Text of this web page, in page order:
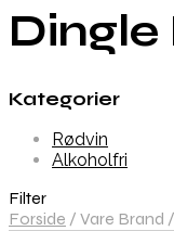
Dingle
Kategorier
Rødvin
Alkoholfri
Filter
Forside / Vare Brand /